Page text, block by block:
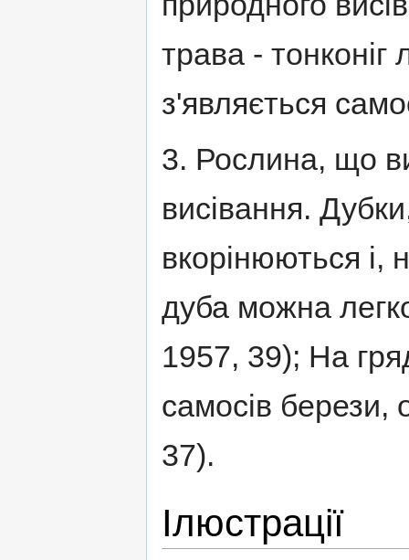
трава -
з'являється
3. Рослина, що
висівання.
вкорінюються і,
дуба можна
1957, 39); На
самосів берези,
37).
Ілюстрації